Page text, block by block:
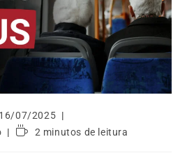
16/07/2025
2 minutos de leitura